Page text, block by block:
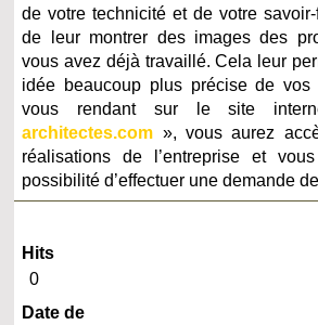
de votre technicité et de votre
de leur montrer des images des
vous avez déjà travaillé. Cela leur
idée beaucoup plus précise de vos
vous rendant sur le site
architectes.com », vous aurez
réalisations de l’entreprise et
possibilité d’effectuer une demande
Hits
0
Date de